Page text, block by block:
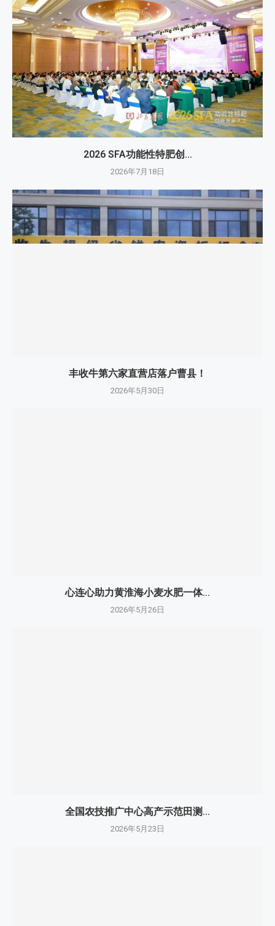
2026 SFA功能性特肥创...
2026年7月18日
丰收牛第六家直营店落户曹县！
2026年5月30日
心连心助力黄淮海小麦水肥一体...
2026年5月26日
全国农技推广中心高产示范田测...
2026年5月23日